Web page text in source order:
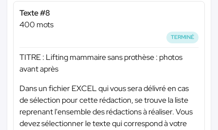
Texte #8
400 mots
TERMINÉ
TITRE : Lifting mammaire sans prothèse : photos
avant après
Dans un fichier EXCEL qui vous sera délivré en cas
de sélection pour cette rédaction, se trouve la liste
reprenant l'ensemble des rédactions à réaliser. Vous
devez sélectionner le texte qui correspond à votre